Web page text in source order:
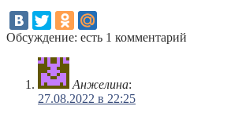
Обсуждение: есть 1 комментарий
Анжелина:
27.08.2022 в 22:25